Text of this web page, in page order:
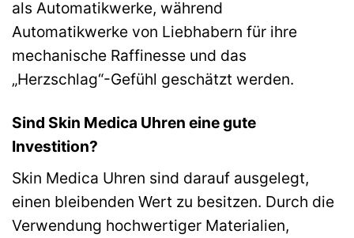
als Automatikwerke, während
Automatikwerke von Liebhabern für ihre
mechanische Raffinesse und das
„Herzschlag“-Gefühl geschätzt werden.
Sind Skin Medica Uhren eine gute
Investition?
Skin Medica Uhren sind darauf ausgelegt,
einen bleibenden Wert zu besitzen. Durch die
Verwendung hochwertiger Materialien,